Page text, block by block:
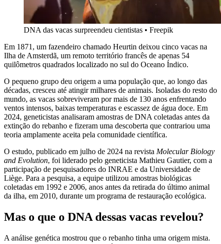
DNA das vacas surpreendeu cientistas • Freepik
Em 1871, um fazendeiro chamado Heurtin deixou cinco vacas na
Ilha de Amsterdã, um remoto território francês de apenas 54
quilômetros quadrados localizado no sul do Oceano Índico.
O pequeno grupo deu origem a uma população que, ao longo das
décadas, cresceu até atingir milhares de animais. Isoladas do resto do
mundo, as vacas sobreviveram por mais de 130 anos enfrentando
ventos intensos, baixas temperaturas e escassez de água doce. Em
2024, geneticistas analisaram amostras de DNA coletadas antes da
extinção do rebanho e fizeram uma descoberta que contrariou uma
teoria amplamente aceita pela comunidade científica.
O estudo, publicado em julho de 2024 na revista Molecular Biology
and Evolution, foi liderado pelo geneticista Mathieu Gautier, com a
participação de pesquisadores do INRAE e da Universidade de
Liège. Para a pesquisa, a equipe utilizou amostras biológicas
coletadas em 1992 e 2006, anos antes da retirada do último animal
da ilha, em 2010, durante um programa de restauração ecológica.
Mas o que o DNA dessas vacas revelou?
A análise genética mostrou que o rebanho tinha uma origem mista.